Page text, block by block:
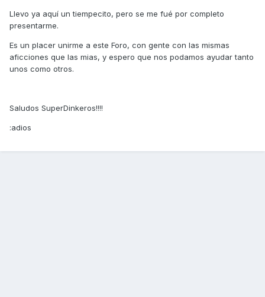
Llevo ya aquí un tiempecito, pero se me fué por completo
presentarme.
Es un placer unirme a este Foro, con gente con las mismas
aficciones que las mias, y espero que nos podamos ayudar tanto
unos como otros.
Saludos SuperDinkeros!!!!
:adios